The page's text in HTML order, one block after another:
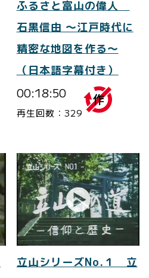
ふるさと富山の偉人
石黒信由 ～江戸時代に
精密な地図を作る～
（日本語字幕付き）
00:18:50
再生回数：329
立山シリーズNo.１ 立